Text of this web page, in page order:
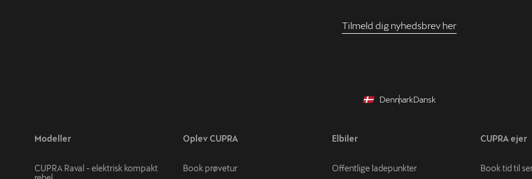
Tilmeld dig nyhedsbrev her
DenmarkDansk
Modeller
CUPRA Raval - elektrisk kompakt
Oplev CUPRA
Book prøvetur
Elbiler
Offentlige ladepunkter
CUPRA ejer
Book tid til